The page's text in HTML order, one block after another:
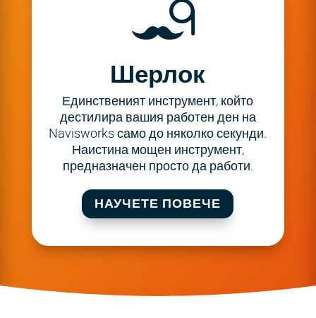
Шерлок
Единственият инструмент, който
дестилира вашия работен ден на
Navisworks само до няколко секунди.
Наистина мощен инструмент,
предназначен просто да работи.
НАУЧЕТЕ ПОВЕЧЕ